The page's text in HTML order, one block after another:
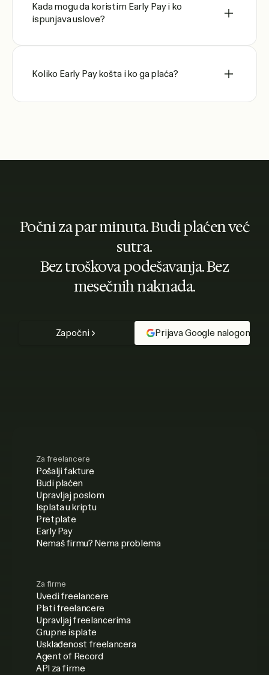
Kada mogu da koristim Early Pay i ko
ispunjava uslove?
Koliko Early Pay košta i ko ga plaća?
Počni za par minuta. Budi plaćen već
sutra.
Bez troškova podešavanja. Bez
mesečnih naknada.
Započni Prijava Google nalogom
Za freelancere
Pošalji fakture
Budi plaćen
Upravljaj poslom
Isplata u kriptu
Pretplate
Early Pay
Nemaš firmu? Nema problema
Za firme
Uvedi freelancere
Plati freelancere
Upravljaj freelancerima
Grupne isplate
Usklađenost freelancera
Agent of Record
API za firme